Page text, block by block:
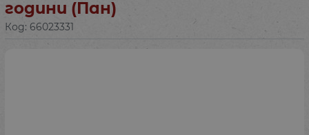
години (Пан)
Код: 66023331